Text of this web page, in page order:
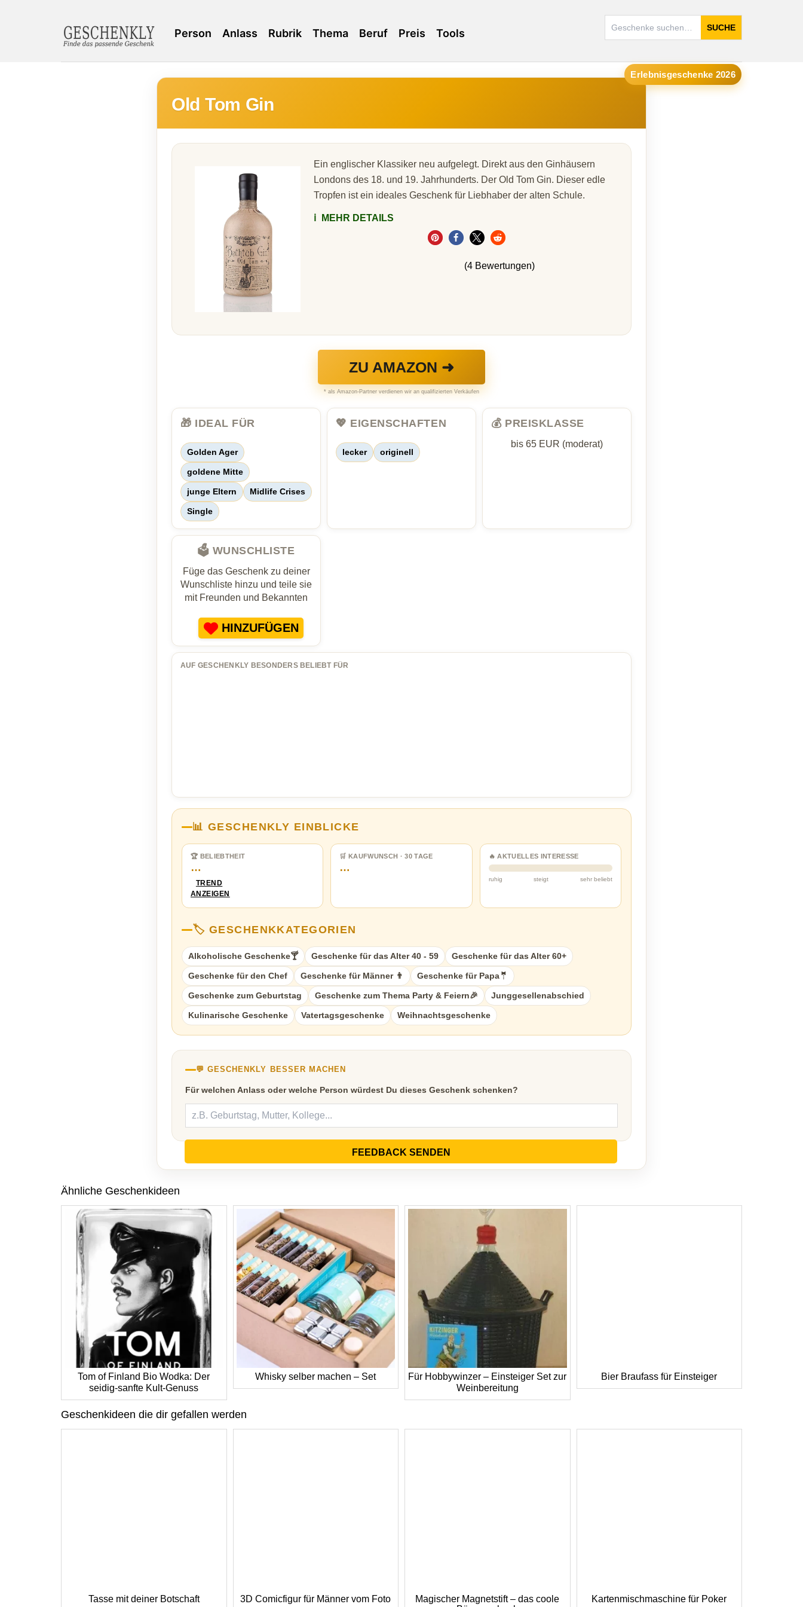
SUCHE
Person Anlass Rubrik Thema Beruf Preis Tools
Erlebnisgeschenke 2026
Old Tom Gin
Ein englischer Klassiker neu aufgelegt. Direkt aus den Ginhäusern
Londons des 18. und 19. Jahrhunderts. Der Old Tom Gin. Dieser edle
Tropfen ist ein ideales Geschenk für Liebhaber der alten Schule.
ℹ️ MEHR DETAILS
(4 Bewertungen)
ZU AMAZON ➜
* als Amazon-Partner verdienen wir an qualifizierten Verkäufen
🎁 IDEAL FÜR
Golden Ager
goldene Mitte
junge Eltern Midlife Crises
Single
💖 EIGENSCHAFTEN
lecker originell
💰 PREISKLASSE
bis 65 EUR (moderat)
🗳️ WUNSCHLISTE
Füge das Geschenk zu deiner
Wunschliste hinzu und teile sie
mit Freunden und Bekannten
HINZUFÜGEN
AUF GESCHENKLY BESONDERS BELIEBT FÜR
📊 GESCHENKLY EINBLICKE
🏆 BELIEBTHEIT
…
TREND
ANZEIGEN
🛒 KAUFWUNSCH · 30 TAGE
…
🔥 AKTUELLES INTERESSE
ruhig steigt sehr beliebt
🏷️ GESCHENKKATEGORIEN
Alkoholische Geschenke🍸 Geschenke für das Alter 40 - 59 Geschenke für das Alter 60+
Geschenke für den Chef Geschenke für Männer 👨 Geschenke für Papa🤵
Geschenke zum Geburtstag Geschenke zum Thema Party & Feiern🎉 Junggesellenabschied
Kulinarische Geschenke Vatertagsgeschenke Weihnachtsgeschenke
💬 GESCHENKLY BESSER MACHEN
Für welchen Anlass oder welche Person würdest Du dieses Geschenk schenken?
FEEDBACK SENDEN
Ähnliche Geschenkideen
Tom of Finland Bio Wodka: Der
seidig-sanfte Kult-Genuss
Whisky selber machen – Set
Für Hobbywinzer – Einsteiger Set zur
Weinbereitung
Bier Braufass für Einsteiger
Geschenkideen die dir gefallen werden
Tasse mit deiner Botschaft 3D Comicfigur für Männer vom Foto
Magischer Magnetstift – das coole
Kartenmischmaschine für Poker